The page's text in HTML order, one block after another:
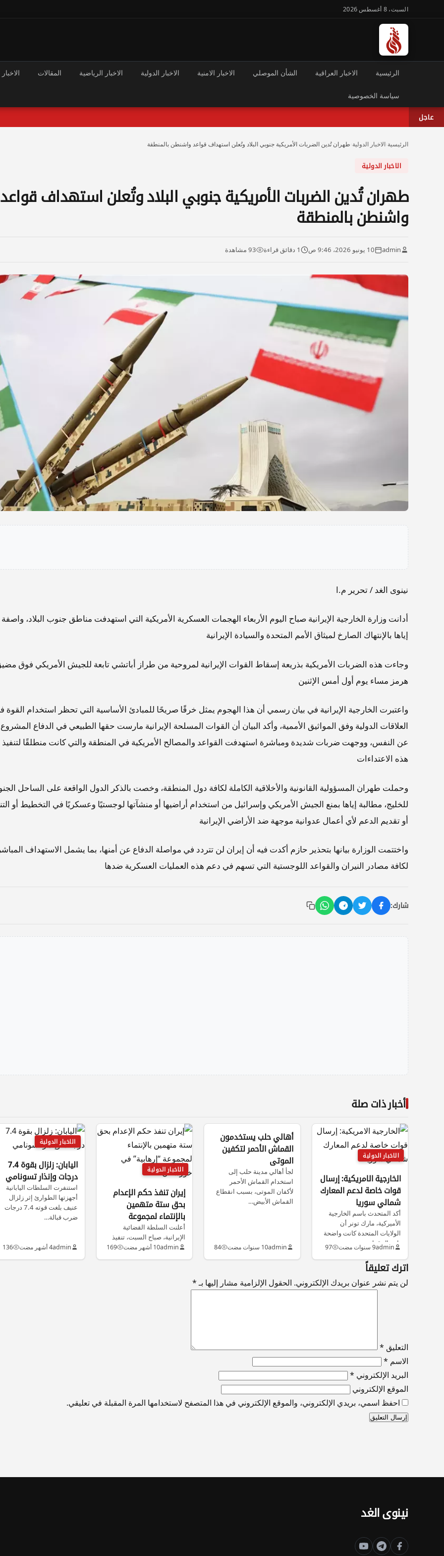
السبت، 8 أغسطس 2026
الرئيسية الاخبار العراقية الشأن الموصلي الاخبار الامنية الاخبار الدولية الاخبار الرياضية المقالات
سياسة الخصوصية
عاجل
الرئيسية الاخبار الدولية طهران تُدين الضربات الأمريكية جنوبي البلاد وتُعلن استهداف قواعد واشنطن بالمنطقة
الاخبار الدولية
طهران تُدين الضربات الأمريكية جنوبي البلاد وتُعلن استهداف قواعد
واشنطن بالمنطقة
admin 10 يونيو 2026، 9:46 ص 1 دقائق قراءة 93 مشاهدة
نينوى الغد / تحرير م.ا
أدانت وزارة الخارجية الإيرانية صباح اليوم الأربعاء الهجمات العسكرية الأمريكية التي استهدفت مناطق جنوب البلاد، واصفة
إياها بالإنتهاك الصارخ لميثاق الأمم المتحدة والسيادة الإيرانية
وجاءت هذه الضربات الأمريكية بذريعة إسقاط القوات الإيرانية لمروحية من طراز أباتشي تابعة للجيش الأمريكي فوق
هرمز مساء يوم أول أمس الإثنين
واعتبرت الخارجية الإيرانية في بيان رسمي أن هذا الهجوم يمثل خرقًا صريحًا للمبادئ الأساسية التي تحظر استخدام القوة
العلاقات الدولية وفق المواثيق الأممية، وأكد البيان أن القوات المسلحة الإيرانية مارست حقها الطبيعي في الدفاع المشروع
عن النفس، ووجهت ضربات شديدة ومباشرة استهدفت القواعد والمصالح الأمريكية في المنطقة والتي كانت منطلقًا لتنفيذ
هذه الاعتداءات
وحملت طهران المسؤولية القانونية والأخلاقية الكاملة لكافة دول المنطقة، وخصت بالذكر الدول الواقعة على الساحل
للخليج، مطالبة إياها بمنع الجيش الأمريكي وإسرائيل من استخدام أراضيها أو منشآتها لوجستيًا وعسكريًا في التخطيط أو
أو تقديم الدعم لأي أعمال عدوانية موجهة ضد الأراضي الإيرانية
واختتمت الوزارة بيانها بتحذير حازم أكدت فيه أن إيران لن تتردد في مواصلة الدفاع عن أمنها، بما يشمل الاستهداف
لكافة مصادر النيران والقواعد اللوجستية التي تسهم في دعم هذه العمليات العسكرية ضدها
شارك:
أخبار ذات صلة
الاخبار الدولية
الخارجية الامريكية: إرسال
قوات خاصة لدعم المعارك
شمالي سوريا
أكد المتحدث باسم الخارجية
الأميركية، مارك تونر أن
الولايات المتحدة كانت واضحة
بإرسال قوات…
admin9 سنوات مضت 97
أهالي حلب يستخدمون
القماش الأحمر لتكفين
الموتى
لجأ أهالي مدينة حلب إلى
استخدام القماش الأحمر
لأكفان الموتى، بسبب انقطاع
القماش الأبيض…
admin10 سنوات مضت 84
الاخبار الدولية
إيران تنفذ حكم الإعدام
بحق ستة متهمين
بالإنتماء لمجموعة
“إرهابية” في خوزستان
أعلنت السلطة القضائية
الإيرانية، صباح السبت، تنفيذ
حكم الإعدام بحق ستة أشخاص
admin10 أشهر مضت 169
الاخبار الدولية
اليابان: زلزال بقوة 7.4
درجات وإنذار تسونامي
استنفرت السلطات اليابانية
أجهزتها الطوارئ إثر زلزال
عنيف بلغت قوته 7.4 درجات
ضرب قبالة…
admin4 أشهر مضت 136
اترك تعليقاً
لن يتم نشر عنوان بريدك الإلكتروني. الحقول الإلزامية مشار إليها بـ*
التعليق *
الاسم *
البريد الإلكتروني *
الموقع الإلكتروني
احفظ اسمي، بريدي الإلكتروني، والموقع الإلكتروني في هذا المتصفح لاستخدامها المرة المقبلة في تعليقي.
نينوى الغد